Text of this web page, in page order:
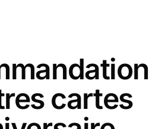
cartes